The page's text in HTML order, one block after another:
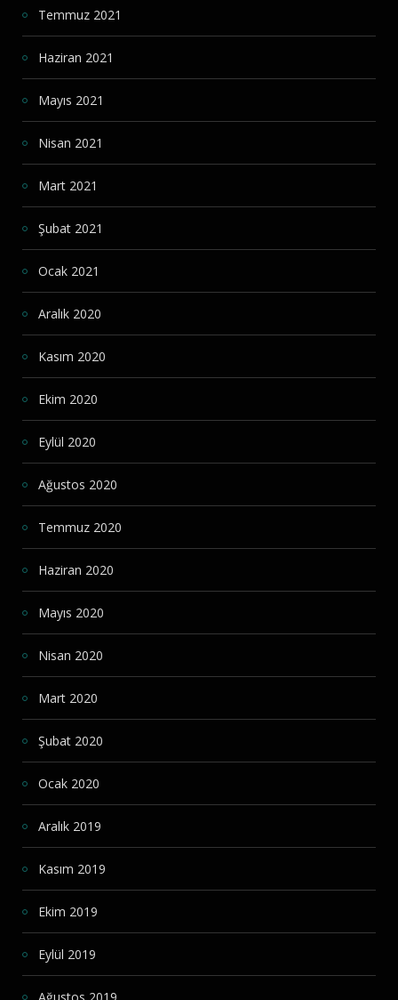
Temmuz 2021
Haziran 2021
Mayıs 2021
Nisan 2021
Mart 2021
Şubat 2021
Ocak 2021
Aralık 2020
Kasım 2020
Ekim 2020
Eylül 2020
Ağustos 2020
Temmuz 2020
Haziran 2020
Mayıs 2020
Nisan 2020
Mart 2020
Şubat 2020
Ocak 2020
Aralık 2019
Kasım 2019
Ekim 2019
Eylül 2019